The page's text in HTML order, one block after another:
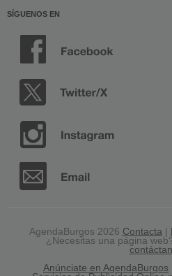
SÍGUENOS EN
AgendaBurgos 2026 Contacta|
¿Necesitas una página
Anúnciate en AgendaBurgos